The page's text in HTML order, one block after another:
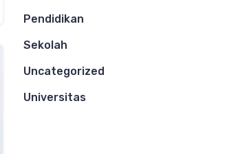
Pendidikan
Sekolah
Uncategorized
Universitas